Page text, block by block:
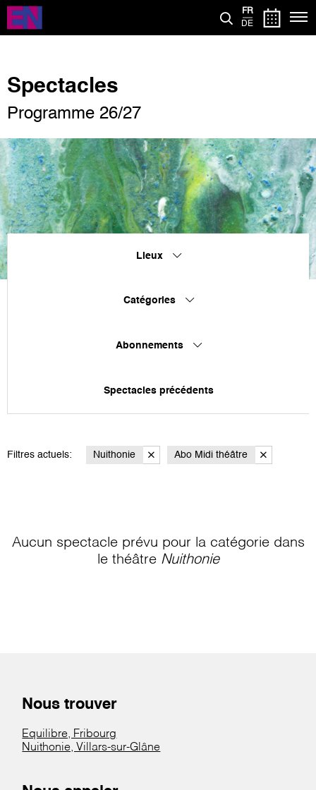
Aller
contenu
FR
DE
Spectacles
Programme 26/27
Lieux
Catégories
Abonnements
Spectacles précédents
Filtres actuels: Nuithonie Abo Midi théâtre
Aucun spectacle prévu pour la catégorie dans
le théâtre Nuithonie
Nous trouver
Equilibre, Fribourg
Nuithonie, Villars-sur-Glâne